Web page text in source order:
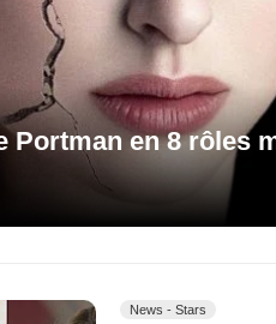
Portman en 8 rôles
News - Stars